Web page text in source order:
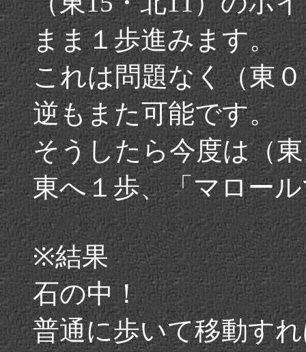
まま１歩進みます。
これは問題なく（東
逆もまた可能です。
そうしたら今度は（
東へ１歩、「マロー
※結果
石の中！
普通に歩いて移動す